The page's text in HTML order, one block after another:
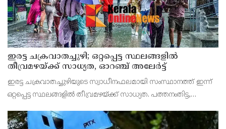
ഇരട്ട ചക്രവാതച്ചുഴി; ഒറ്റപ്പെട്ട സ്ഥലങ്ങളില്‍
തീവ്രമഴയ്ക്ക് സാധ്യത, ഓറഞ്ച് അലേർട്ട്
ഇരട്ട ചക്രവാതച്ചുഴിയുടെ സ്വാധീനഫലമായി സംസ്ഥാനത്ത് ഇന്ന്
ഒറ്റപ്പെട്ട സ്ഥലങ്ങളില്‍ തീവ്രമഴയ്ക്ക് സാധ്യത. പത്തനംതിട്ട,
ജില്ലകളിലാണ് ഇന്ന് തീവ്ര